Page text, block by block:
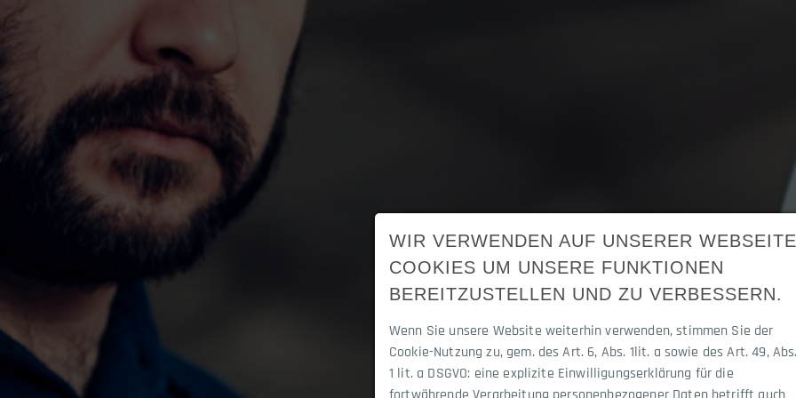
WIR VERWENDEN AUF UNSERER WEBSEITE
COOKIES UM UNSERE FUNKTIONEN
BEREITZUSTELLEN UND ZU VERBESSERN.
Wenn Sie unsere Website weiterhin verwenden, stimmen Sie der
Cookie-Nutzung zu, gem. des Art. 6, Abs. 1lit. a sowie des Art. 49,
1 lit. a DSGVO: eine explizite Einwilligungserklärung für die